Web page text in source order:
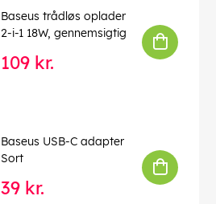
Baseus trådløs oplader
2-i-1 18W, gennemsigtig
109 kr.
Baseus USB-C adapter
Sort
39 kr.